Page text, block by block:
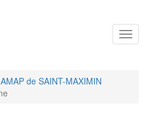
AMAP de SAINT-MAXIMIN